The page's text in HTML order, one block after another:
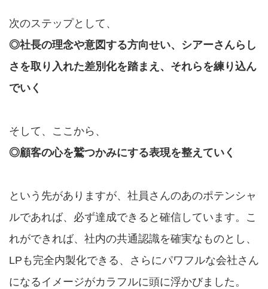
次のステップとして、
◎社長の理念や意図する方向せい、シアーさんらし
さを取り入れた差別化を踏まえ、それらを練り込ん
でいく
そして、ここから、
◎顧客の心を鷲つかみにする表現を整えていく
という先がありますが、社員さんのあのポテンシャ
ルであれば、必ず達成できると確信しています。こ
れができれば、社内の共通認識を確実なものとし、
LPも完全内製化できる、さらにパワフルな会社さん
になるイメージがカラフルに頭に浮かびました。